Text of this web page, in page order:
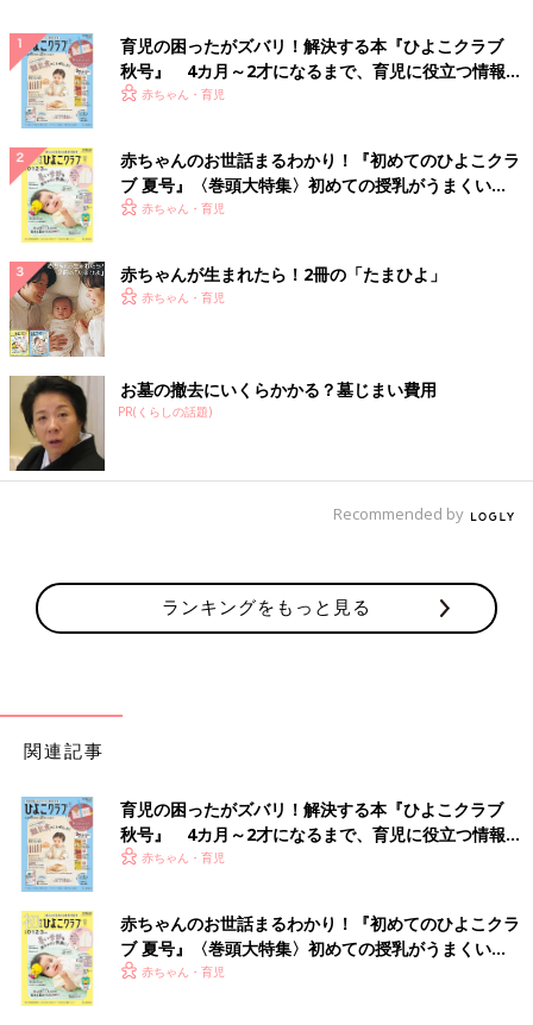
育児の困ったがズバリ！解決する本『ひよこクラブ
秋号』 4カ月～2才になるまで、育児に役立つ情報が
いっぱい！
赤ちゃん・育児
赤ちゃんのお世話まるわかり！『初めてのひよこクラ
ブ 夏号』〈巻頭大特集〉初めての授乳がうまくい
く！ おっぱい・ミルクの基本と夏のトラブル 解決テ
赤ちゃん・育児
赤ちゃんが生まれたら！2冊の「たまひよ」
赤ちゃん・育児
お墓の撤去にいくらかかる？墓じまい費用
PR(くらしの話題)
Recommended by
ランキングをもっと見る
関連記事
育児の困ったがズバリ！解決する本『ひよこクラブ
秋号』 4カ月～2才になるまで、育児に役立つ情報が
いっぱい！
赤ちゃん・育児
赤ちゃんのお世話まるわかり！『初めてのひよこクラ
ブ 夏号』〈巻頭大特集〉初めての授乳がうまくい
く！ おっぱい・ミルクの基本と夏のトラブル 解決テ
赤ちゃん・育児